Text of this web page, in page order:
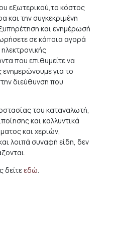
εξωτερικού,το κόστος
και την συγκεκριμένη
και ενημέρωσή
σε κάποια αγορά
που επιθυμείτε να
ενημερώνουμε για το
διεύθυνση που
του καταναλωτή,
και καλλυντικά
και χεριών,
λοιπά συναφή είδη, δεν
δείτε εδώ